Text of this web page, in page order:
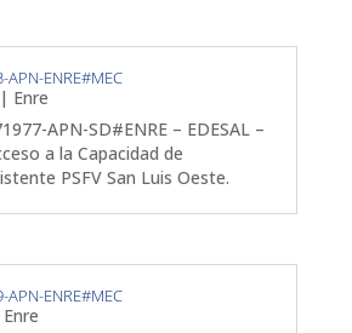
APN-ENRE#MEC
| Enre
APN-SD#ENRE – EDESAL –
a la Capacidad de
PSFV San Luis Oeste.
APN-ENRE#MEC
Enre